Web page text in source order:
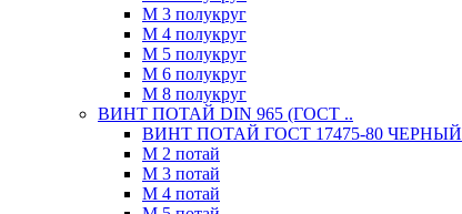
М 3 полукруг
М 4 полукруг
М 5 полукруг
М 6 полукруг
М 8 полукруг
ВИНТ ПОТАЙ DIN 965 (ГОСТ ..
ВИНТ ПОТАЙ ГОСТ 17475-80 ЧЕРНЫЙ
М 2 потай
М 3 потай
М 4 потай